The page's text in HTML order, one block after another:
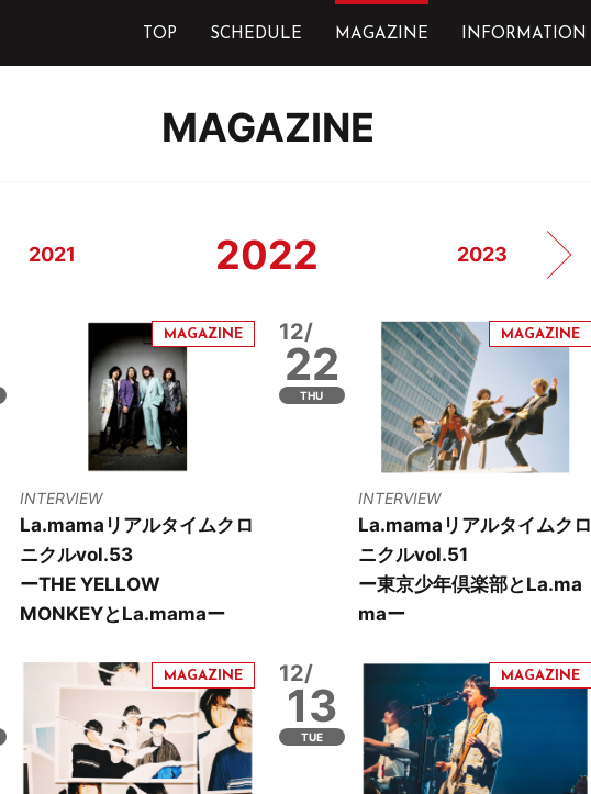
TOP SCHEDULE MAGAZINE INFORMATION
MAGAZINE
2021 2022 2023
INTERVIEW
La.mamaリアルタイムクロ
ニクルvol.53
ーTHE YELLOW
MONKEYとLa.mamaー
12/
22
THU
INTERVIEW
La.mamaリアルタイムクロ
ニクルvol.51
ー東京少年倶楽部とLa.ma
maー
12/
13
TUE